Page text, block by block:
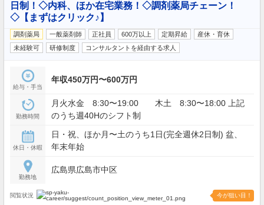
日制！◇内科、ほか在宅業務！◇調剤薬局チェーン！
◇【まずはクリック♪】
調剤薬局 一般薬剤師 正社員 600万以上 定期昇給
産休・育休
未経験可
研修制度 コンサルタントを経由する求人
給与・手当
年収450万円〜600万円
勤務時間
月火水金 8:30〜19:00 木土 8:30〜18:00 上記
のうち週40Hのシフト制
休日・休暇
日・祝、ほか月〜土のうち1日(完全週休2日制) 盆、
年末年始
勤務地
広島県広島市中区
閲覧状況 今が狙い目！